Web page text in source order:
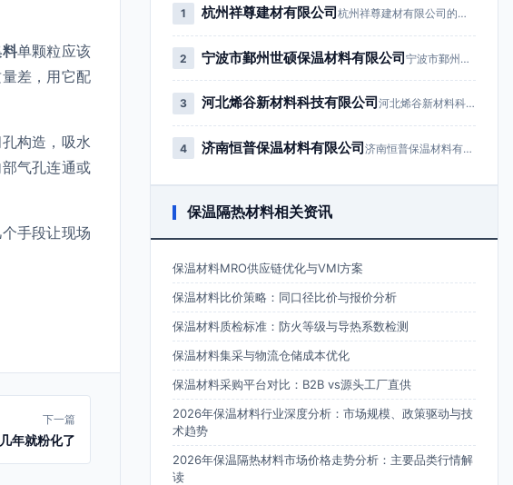
单颗粒应该
差，用它配
构造，吸水
气孔连通或
手段让现场
下一篇
年就粉化了
1 杭州祥尊建材有限公司 杭州祥尊建材有限公司的主营业务为…
2 宁波市鄞州世硕保温材料有限公司 宁波市鄞州世硕保温材料有限公司成…
3 河北烯谷新材料科技有限公司 河北烯谷新材料科技有限公司成立于…
4 济南恒普保温材料有限公司 济南恒普保温材料有限公司成立于2…
保温隔热材料相关资讯
保温材料MRO供应链优化与VMI方案
保温材料比价策略：同口径比价与报价分析
保温材料质检标准：防火等级与导热系数检测
保温材料集采与物流仓储成本优化
保温材料采购平台对比：B2B vs源头工厂直供
2026年保温材料行业深度分析：市场规模、政策驱动与技
术趋势
2026年保温隔热材料市场价格走势分析：主要品类行情解
读